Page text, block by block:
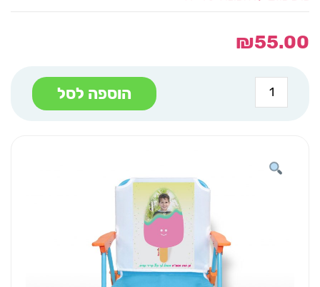
₪55.00
כמות
של
כיסא
גלידה
תמונה
הוספה לסל